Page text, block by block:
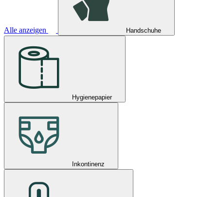
Alle anzeigen Handschuhe
Hygienepapier
Inkontinenz